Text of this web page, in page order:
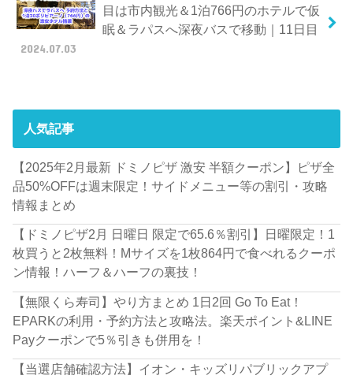
目は市内観光＆1泊766円のホテルで仮
眠＆ラパスへ深夜バスで移動｜11日目
2024.07.03
人気記事
【2025年2月最新 ドミノピザ 激安 半額クーポン】ピザ全
品50%OFFは週末限定！サイドメニュー等の割引・攻略
情報まとめ
【ドミノピザ2月 日曜日 限定で65.6％割引】日曜限定！1
枚買うと2枚無料！Mサイズを1枚864円で食べれるクーポ
ン情報！ハーフ＆ハーフの裏技！
【無限くら寿司】やり方まとめ 1日2回 Go To Eat！
EPARKの利用・予約方法と攻略法。楽天ポイント&LINE
Payクーポンで5％引きも併用を！
【当選店舗確認方法】イオン・キッズリパブリックアプ